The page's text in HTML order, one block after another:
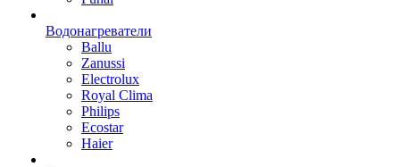
Водонагреватели
Ballu
Zanussi
Electrolux
Royal Clima
Philips
Ecostar
Haier